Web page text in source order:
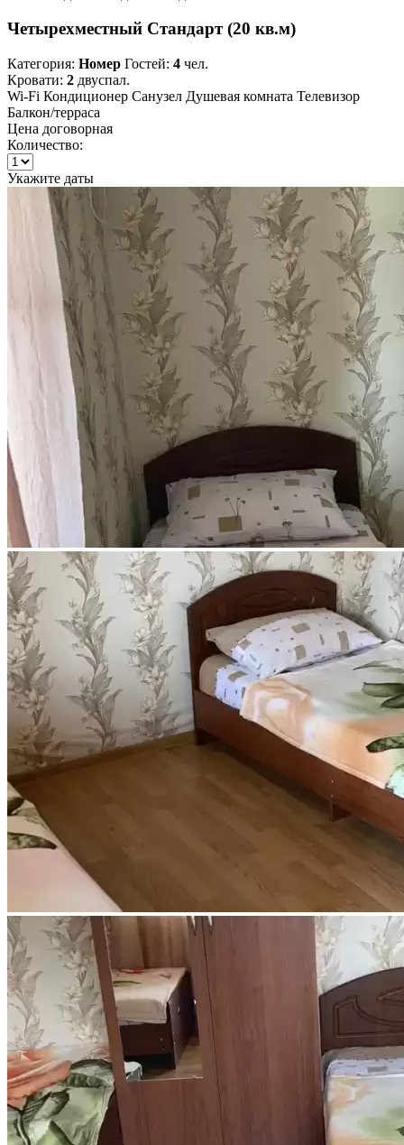
Четырехместный Стандарт (20 кв.м)
Категория: Номер Гостей: 4 чел.
Кровати: 2 двуспал.
Wi-Fi Кондиционер Санузел Душевая комната Телевизор
Балкон/терраса
Цена договорная
Количество:
Укажите даты